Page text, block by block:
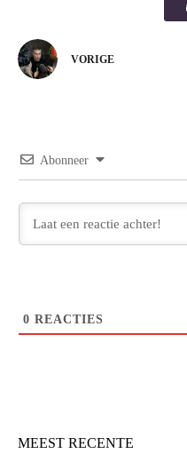
VORIGE
Abonneer
0 REACTIES
MEEST RECENTE